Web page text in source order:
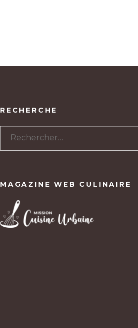
RECHERCHE
Rechercher :
MAGAZINE WEB CULINAIRE